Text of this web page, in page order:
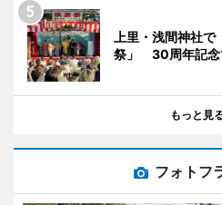
上里・浅間神社
祭」 30周年記念
もっと見
フォトフ